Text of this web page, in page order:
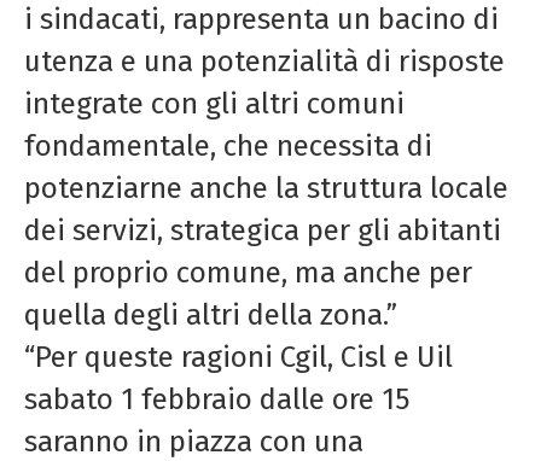
i sindacati, rappresenta un bacino di
utenza e una potenzialità di risposte
integrate con gli altri comuni
fondamentale, che necessita di
potenziarne anche la struttura locale
dei servizi, strategica per gli abitanti
del proprio comune, ma anche per
quella degli altri della zona.”
“Per queste ragioni Cgil, Cisl e Uil
sabato 1 febbraio dalle ore 15
saranno in piazza con una